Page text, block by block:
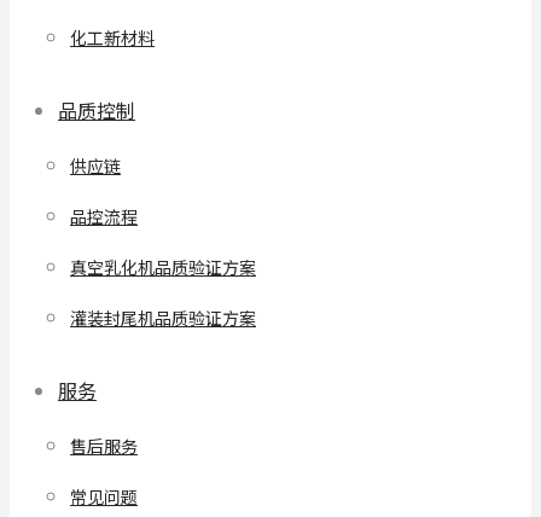
化工新材料
品质控制
供应链
品控流程
真空乳化机品质验证方案
灌装封尾机品质验证方案
服务
售后服务
常见问题